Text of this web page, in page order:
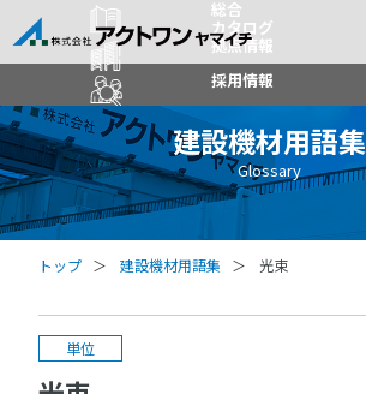
総合
カタログ
拠点情報
採用情報
建設機材用語集
Glossary
トップ 建設機材用語集 光束
単位